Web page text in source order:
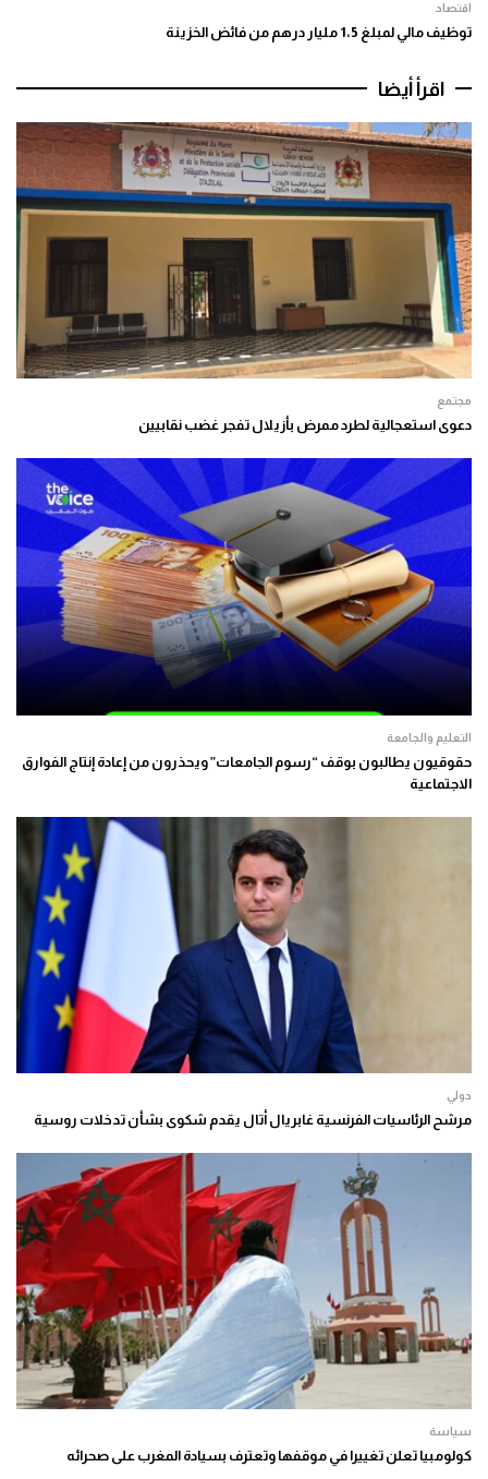
اقتصاد
توظيف مالي لمبلغ 1،5 مليار درهم من فائض الخزينة
اقرأ أيضا
مجتمع
دعوى استعجالية لطرد ممرض بأزيلال تفجر غضب نقابيين
التعليم والجامعة
حقوقيون يطالبون بوقف “رسوم الجامعات” ويحذرون من إعادة إنتاج الفوارق
الاجتماعية
دولي
مرشح الرئاسيات الفرنسية غابريال أتال يقدم شكوى بشأن تدخلات روسية
سياسة
كولومبيا تعلن تغييرا في موقفها وتعترف بسيادة المغرب على صحرائه